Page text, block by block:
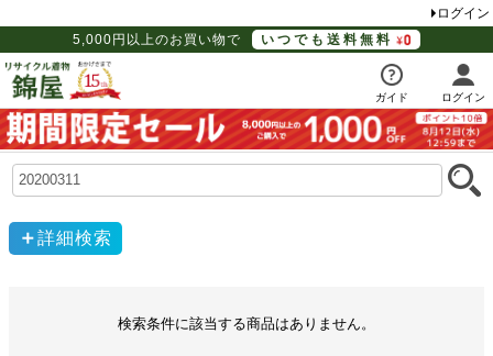
ログイン
5,000円以上のお買い物で
いつでも送料無料
ガイド ログイン
詳細検索
検索条件に該当する商品はありません。